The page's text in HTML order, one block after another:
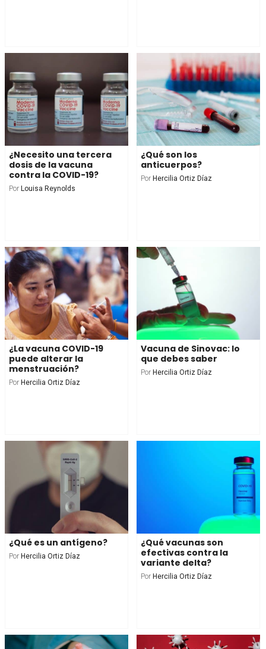
¿Necesito una tercera
dosis de la vacuna
contra la COVID-19?
Por Louisa Reynolds
¿Qué son los
anticuerpos?
Por Hercilia Ortiz Díaz
¿La vacuna COVID-19
puede alterar la
menstruación?
Por Hercilia Ortiz Díaz
Vacuna de Sinovac: lo
que debes saber
Por Hercilia Ortiz Díaz
¿Qué es un antígeno?
Por Hercilia Ortiz Díaz
¿Qué vacunas son
efectivas contra la
variante delta?
Por Hercilia Ortiz Díaz